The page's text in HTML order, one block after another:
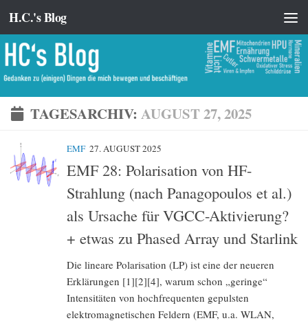
Zum Inhalt springen
H.C.'s Blog
TAGESARCHIV: AUGUST 27, 2025
EMF 27. AUGUST 2025
EMF 28: Polarisation von HF-
Strahlung (nach Panagopoulos et al.)
als Ursache für VGCC-Aktivierung?
+ etwas zu Phased Array und Starlink
Die lineare Polarisation (LP) ist eine der neueren
Erklärungen [1][2][4], warum schon „geringe“
Intensitäten von hochfrequenten gepulsten
elektromagnetischen Feldern (EMF, u.a. WLAN,